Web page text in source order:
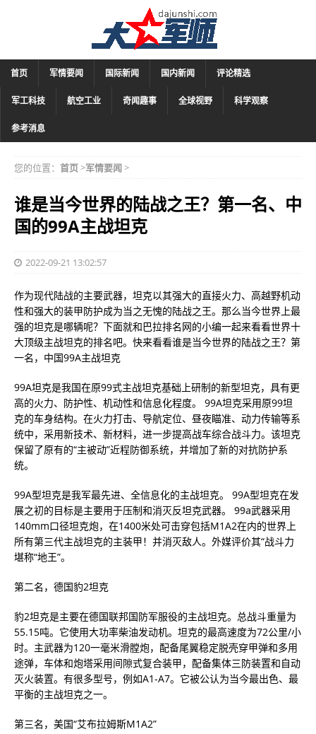
首页 军情要闻 国际新闻 国内新闻 评论精选
军工科技 航空工业 奇闻趣事 全球视野 科学观察
参考消息
您的位置： 首页>军情要闻>
谁是当今世界的陆战之王？第一名、中
国的99A主战坦克
2022-09-21 13:02:57
作为现代陆战的主要武器，坦克以其强大的直接火力、高越野机动
性和强大的装甲防护成为当之无愧的陆战之王。那么当今世界上最
强的坦克是哪辆呢？下面就和巴拉排名网的小编一起来看看世界十
大顶级主战坦克的排名吧。快来看看谁是当今世界的陆战之王？第
一名，中国99A主战坦克
99A坦克是我国在原99式主战坦克基础上研制的新型坦克，具有更
高的火力、防护性、机动性和信息化程度。 99A坦克采用原99坦
克的车身结构。在火力打击、导航定位、昼夜瞄准、动力传输等系
统中，采用新技术、新材料，进一步提高战车综合战斗力。该坦克
保留了原有的“主被动”近程防御系统，并增加了新的对抗防护系
统。
99A型坦克是我军最先进、全信息化的主战坦克。 99A型坦克在发
展之初的目标是主要用于压制和消灭反坦克武器。 99a武器采用
140mm口径坦克炮，在1400米处可击穿包括M1A2在内的世界上
所有第三代主战坦克的主装甲！并消灭敌人。外媒评价其“战斗力
堪称“地王”。
第二名，德国豹2坦克
豹2坦克是主要在德国联邦国防军服役的主战坦克。总战斗重量为
55.15吨。它使用大功率柴油发动机。坦克的最高速度为72公里/小
时。主武器为120一毫米滑膛炮，配备尾翼稳定脱壳穿甲弹和多用
途弹，车体和炮塔采用间隙式复合装甲，配备集体三防装置和自动
灭火装置。有很多型号，例如A1-A7。它被公认为当今最出色、最
平衡的主战坦克之一。
第三名，美国“艾布拉姆斯M1A2”